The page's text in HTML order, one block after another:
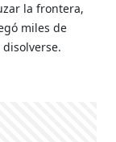
la frontera,
miles de